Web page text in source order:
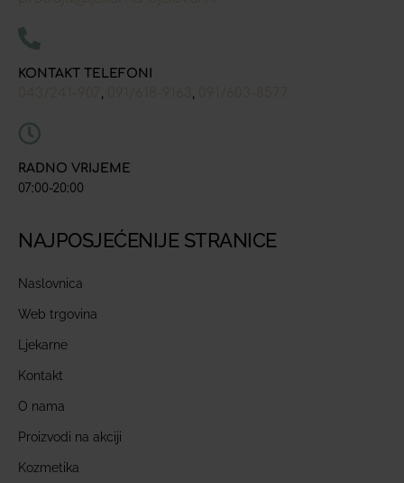
KONTAKT TELEFONI
, ,
RADNO VRIJEME
07:00-20:00
NAJPOSJEĆENIJE STRANICE
Naslovnica
Web trgovina
Ljekarne
Kontakt
O nama
Proizvodi na akciji
Kozmetika